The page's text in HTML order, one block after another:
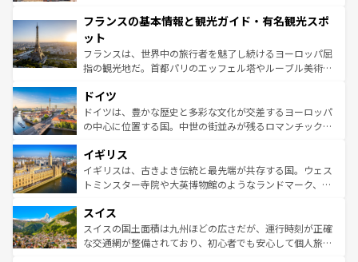
ませてくれるイタリアで、忘れられない旅をしてみよう！
なお、新着のイタリア情報は
しい。
文化が根付くこの国では、情熱的なフラメンコ、熱気あふ
れる闘牛、そして美味しいタパスが生活の一部となってい
る。首都マドリードの洗練された雰囲気や、バルセロナの
アートに溢れた街角から、地方では古代ローマ遺跡や中世
せる。地方によって風土や気候が異なるスペインはその個
性で訪れる人を魅了する。 なお、新着のスペイン情報は コ
ンテンツ一覧を参照してほしい。
フランスの基本情報と観光ガイド・有名観光スポ
ット
フランスは、世界中の旅行者を魅了し続けるヨーロッパ屈
指の観光地だ。首都パリのエッフェル塔やルーブル美術館
で、幅広い魅力が詰まっている。華麗な宮殿、歴史的な大
聖堂、美しいビーチ、そして豊かな自然が、訪れる者を心
から魅了する。また、フランスは美食の国としても知ら
いる。シャンパンの発祥地であるランス、プロヴァンスの
香り高いラベンダー畑など、多彩な楽しみ方が可能だ。さ
らに、パリ以外の地域にも魅力が溢れており、どの街角に
れる地方に足を運ぶとそれぞれで全く異なる文化を体験で
きるだろう。 なお、新着のフランス情報はコンテンツ一覧
を参照してほしい。
ドイツ
ドイツは、豊かな歴史と多彩な文化が交差するヨーロッパ
の中心に位置する国。中世の街並みが残るロマンチック街
顔を持つこの国は、どこを歩いても飽きることがない。ベ
ルリンの文化的活気、バイエルン州のアルプスの絶景、そ
してライン川沿いのワイン畑といった風景は必見。ビール
は、お酒好きな人にはぜひ体験してほしい。 なお、新着の
ドイツ情報はコンテンツ一覧を参照してほしい。
イギリス
イギリスは、古きよき伝統と最先端が共存する国。ウェス
トミンスター寺院や大英博物館のようなランドマーク、歴
リアごとに異なる魅力がある。また、優雅なアフタヌーン
ティー、ビール好きにはたまらない英国パブ、サッカー観
戦など、本場だからこそできる体験も豊富。イギリスを旅
スイス
スイスの国土面積は九州ほどの広さだが、運行時刻が正確
な交通網が整備されており、初心者でも安心して個人旅行